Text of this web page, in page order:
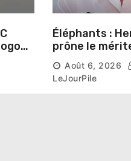
vers
Éléphants :
prône le
et l’esprit
nouveau
Août 6, 2026
LeJourPile